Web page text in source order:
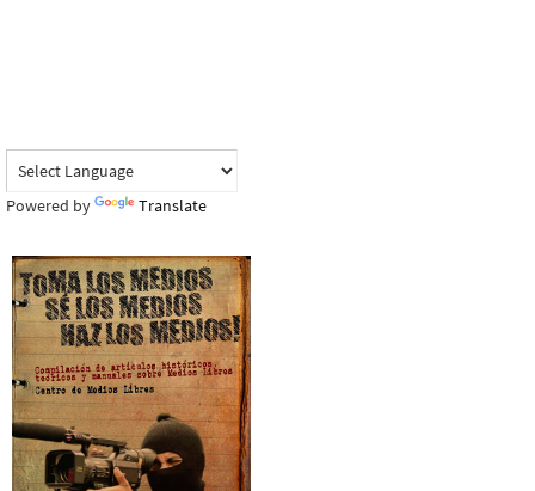
Powered by Translate